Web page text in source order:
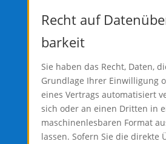
Recht auf
barkeit
Sie haben das Recht, Daten,
Grundlage Ihrer Einwilligung
eines Vertrags automatisiert
sich oder an einen Dritten in
maschinenlesbaren Format
lassen. Sofern Sie die direkte